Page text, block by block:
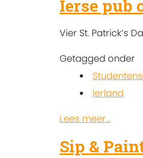
Ierse pub
Vier St. Patrick’s
Getagged onder
Ierland
Lees meer...
Sip &